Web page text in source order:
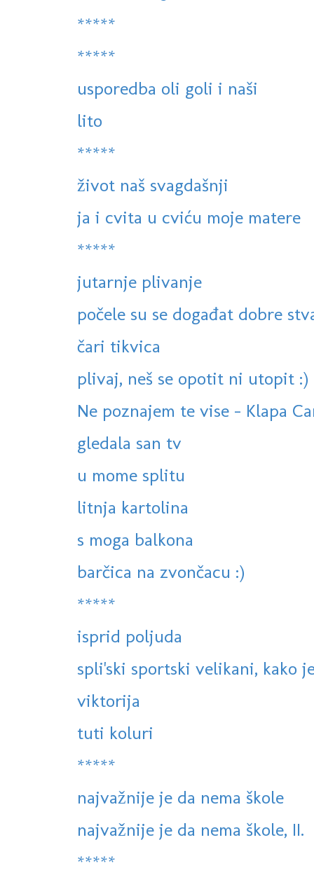
*****
*****
usporedba oli goli i naši
lito
*****
život naš svagdašnji
ja i cvita u cviću moje matere
*****
jutarnje plivanje
počele su se događat dobre
čari tikvica
plivaj, neš se opotit ni utopit :)
Ne poznajem te vise - Klapa
gledala san tv
u mome splitu
litnja kartolina
s moga balkona
barčica na zvončacu :)
*****
isprid poljuda
spli'ski sportski velikani, kako
viktorija
tuti koluri
*****
najvažnije je da nema škole
najvažnije je da nema škole, II.
*****